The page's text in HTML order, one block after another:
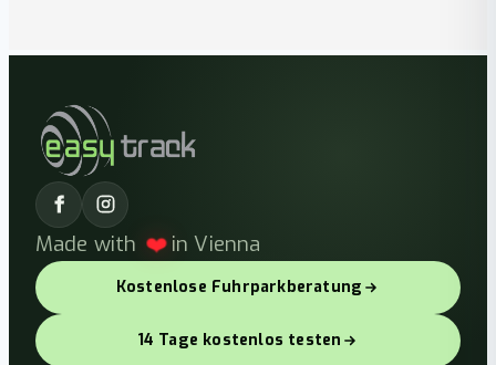
Made with ❤️ in Vienna
Kostenlose Fuhrparkberatung
14 Tage kostenlos testen